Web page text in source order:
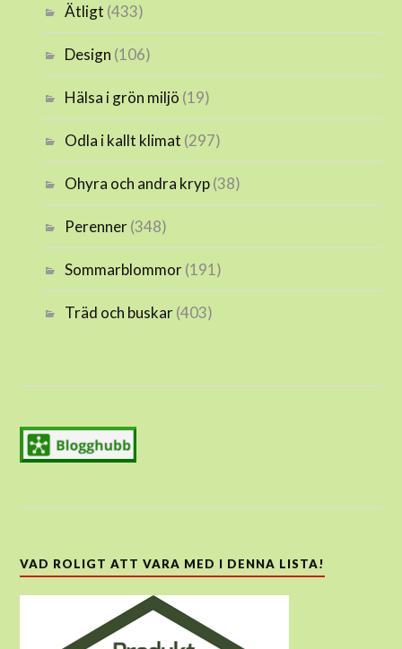
Ätligt (433)
Design (106)
Hälsa i grön miljö (19)
Odla i kallt klimat (297)
Ohyra och andra kryp(38)
Perenner(348)
Sommarblommor(191)
Träd och buskar(403)
VAD ROLIGT ATT VARA MED I DENNA LISTA!